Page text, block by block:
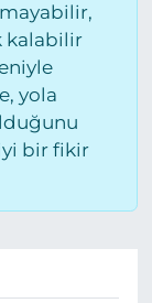
kalabilir
yola
bir fikir